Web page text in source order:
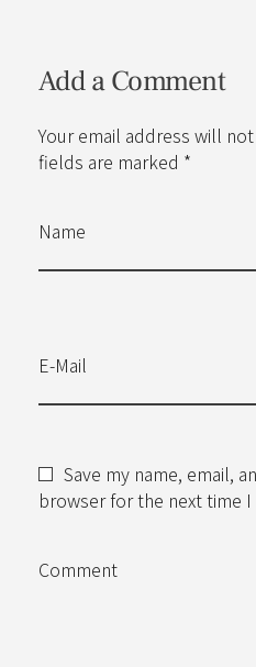
Add a Comment
Your email address will
fields are marked *
Name
E-Mail
Save my name, email,
browser for the next time
Comment